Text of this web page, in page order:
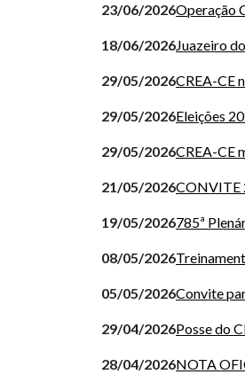
23/06/2026Operação
18/06/2026Juazeiro
29/05/2026CREA-CE
29/05/2026Eleições
29/05/2026CREA-CE
21/05/2026CONVITE
19/05/2026785ª
08/05/2026
05/05/2026Convite
29/04/2026Posse do
28/04/2026NOTA